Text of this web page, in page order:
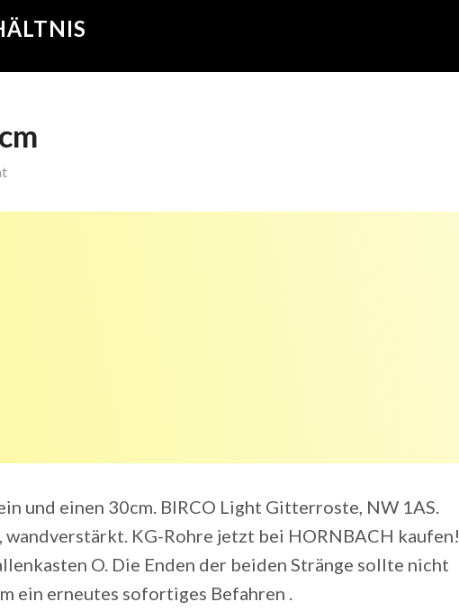
und einen 30cm. BIRCO Light Gitterroste, NW 1AS.
wandverstärkt. KG-Rohre jetzt bei HORNBACH kaufen!
O. Die Enden der beiden Stränge sollte nicht
ein erneutes sofortiges Befahren .